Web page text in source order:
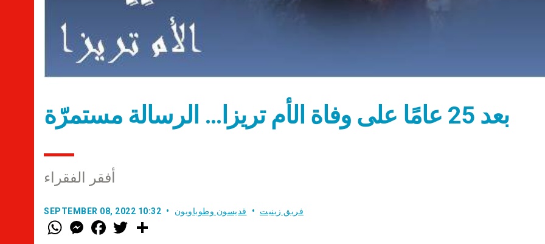
بعد 25 عامًا على وفاة الأم تريزا… الرسالة مستمرّة
أفقر الفقراء
SEPTEMBER 08, 2022 10:32 فريق زينيت قديسون وطوباويون
W
h
M
e
F
a w